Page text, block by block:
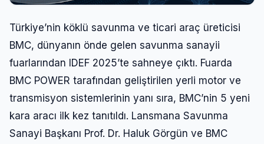
Türkiye’nin köklü savunma ve ticari araç üreticisi
BMC, dünyanın önde gelen savunma sanayii
fuarlarından IDEF 2025’te sahneye çıktı. Fuarda
BMC POWER tarafından geliştirilen yerli motor ve
transmisyon sistemlerinin yanı sıra, BMC’nin 5 yeni
kara aracı ilk kez tanıtıldı. Lansmana Savunma
Sanayi Başkanı Prof. Dr. Haluk Görgün ve BMC